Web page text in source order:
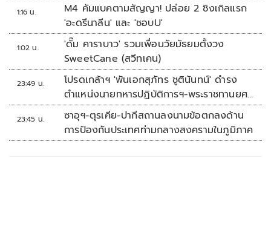
1:16 น.
M4 คัมแบคตามสัญญา! ปล่อย 2 ซิงเกิลแรก
'อะดรีนาลีน' และ 'ชอบU'
1:02 น.
'ดั๊ม คาราบาว' รวมเพื่อนวัยมัธยมตั้งวง
SweetCane (สวีทเคน)
23:49 น.
โปรดเกล้าฯ 'พันเอกสุภัทร ชูตินันทน์' ดำรง
ตำแหน่งนายทหารปฏิบัติการฯ-พระราชทานยศ
'พลตรี'
23:45 น.
ซาอุฯ-ตุรเคีย-ปากีสถานลงนามข้อตกลงด้าน
การป้องกันประเทศท่ามกลางสงครามในภูมิภาค